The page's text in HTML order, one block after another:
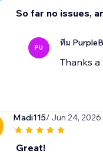
So far no issues,
PU ทีม
Thanks
Madi115/ Jun 24, 2026
Great!